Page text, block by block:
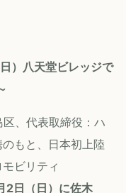
）八天堂ビレッジで
、代表取締役：ハ
もと、日本初上陸
ビリティ
2日（日）に佐木